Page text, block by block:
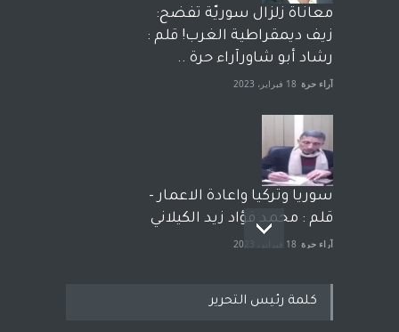
معاناة زلزال سوريّة تفضح:
زيف ديمقراطية الغرب! قلم :
رشاد أبو شاورآراء حرة ..
آراء حرة 18 فبراير، 2023
سوريا وتركيا واعادة الاعمار -
قلم : محمد فؤاد زيد الكيلاني
آراء حرة 18 فبراير، 2023
كلمة رئيس التحرير